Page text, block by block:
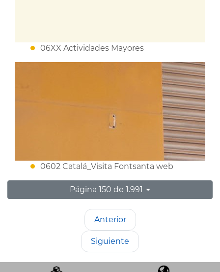
06XX Actividades Mayores
0602 Catalá_Visita Fontsanta web
Página 150 de 1.991
Anterior
Siguiente